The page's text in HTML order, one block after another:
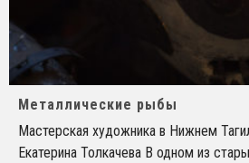
Металлические рыбы
Мастерская художника в Нижнем
Екатерина Толкачева В одном из